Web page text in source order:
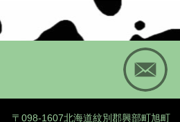
Mail
〒098-1607北海道紋別郡興部町旭町